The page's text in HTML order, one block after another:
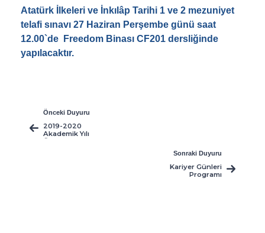
Atatürk İlkeleri ve İnkılâp Tarihi 1 ve 2 mezuniyet
telafi sınavı 27 Haziran Perşembe günü saat
12.00`de Freedom Binası CF201 dersliğinde
yapılacaktır.
Önceki Duyuru
2019-2020
Akademik Yılı
Sonraki Duyuru
Kariyer Günleri
Programı